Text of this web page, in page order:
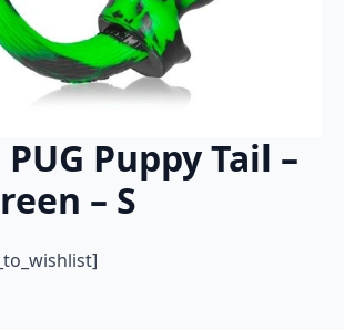
Puppy Tail –
– S